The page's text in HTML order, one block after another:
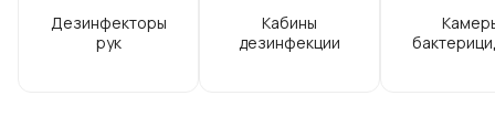
Дезинфекторы
рук
Кабины
дезинфекции